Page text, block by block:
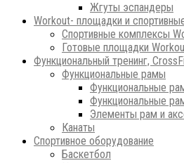
Жгуты эспандеры
Workout- площадки и
Спортивные комплексы
Готовые площадки
Функциональный тренинг,
Функциональные рамы
Функциональные
Функциональные
Элементы рам и
Канаты
Спортивное оборудование
Баскетбол